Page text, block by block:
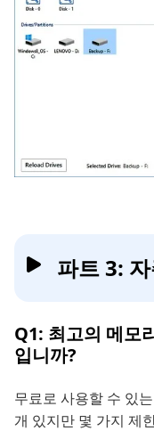
파트 3:
Q1: 최고의 메모
입니까?
무료로 사용할 수 있
개 있지만 몇 가지 제